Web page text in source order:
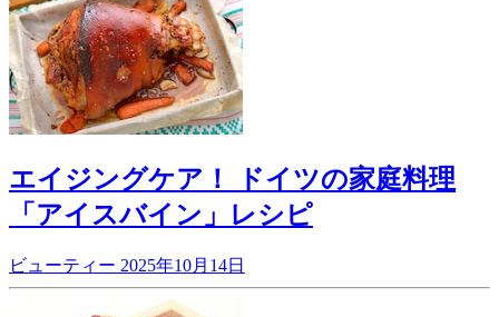
エイジングケア！ ドイツの家庭料理
「アイスバイン」レシピ
ビューティー 2025年10月14日